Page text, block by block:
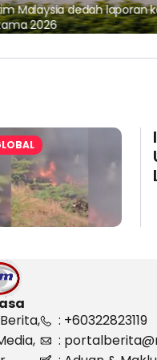
dedah laporan
: +60322823119
: